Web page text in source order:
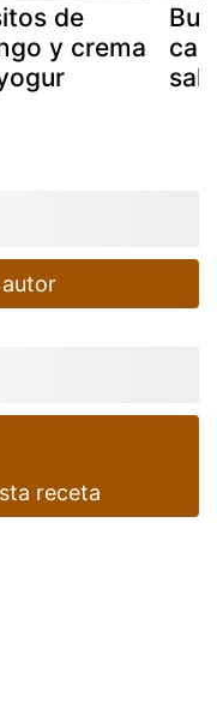
de
y crema
receta